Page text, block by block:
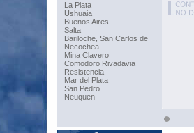
La Plata
Ushuaia
Buenos Aires
Salta
Bariloche, San Carlos de
Necochea
Mina Clavero
Comodoro Rivadavia
Resistencia
Mar del Plata
San Pedro
Neuquen